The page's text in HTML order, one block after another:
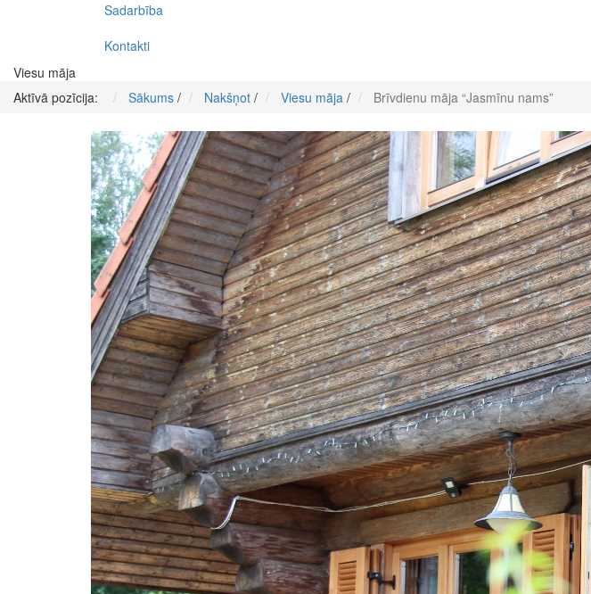
Sadarbība
Kontakti
Viesu māja
Aktīvā pozīcija:
Sākums / Nakšņot / Viesu māja / Brīvdienu māja “Jasmīnu nams”